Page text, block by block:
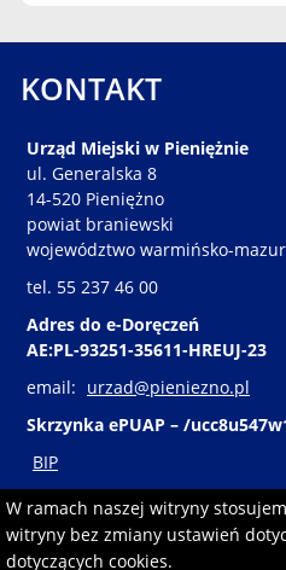
W ramach naszej witryny
witryny bez zmiany ustawień
dotyczących cookies.
KONTAKT
Urząd Miejski w Pieniężnie
ul. Generalska 8
14-520 Pieniężno
powiat braniewski
województwo warmińsko-
tel. 55 237 46 00
Adres do e-Doręczeń
AE:PL-93251-35611-HREUJ-23
email: urzad@pieniezno.pl
Skrzynka ePUAP – /
BIP